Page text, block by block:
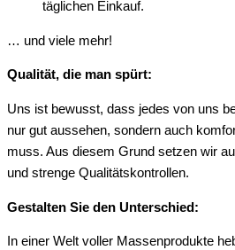
täglichen Einkauf.
… und viele mehr!
Qualität, die man spürt:
Uns ist bewusst, dass jedes von uns
nur gut aussehen, sondern auch
muss. Aus diesem Grund setzen wir
und strenge Qualitätskontrollen.
Gestalten Sie den Unterschied:
In einer Welt voller Massenprodukte